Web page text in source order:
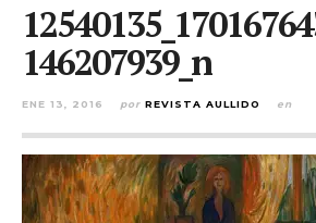
146207939_n
ENE 13, 2016 por REVISTA AULLIDO en